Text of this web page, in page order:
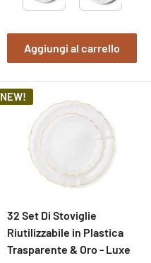
Aggiungi al carrello
NEW!
32 Set Di Stoviglie
Riutilizzabile in Plastica
Trasparente & Oro - Luxe